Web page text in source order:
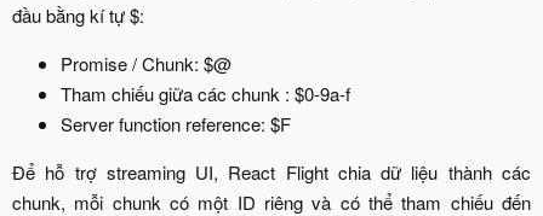
đầu bằng kí tự $:​
Promise / Chunk: $@​
Tham chiếu giữa các chunk : $0-9a-f​
Server function reference: $F​
Để hỗ trợ streaming UI, React Flight chia dữ liệu thành các
chunk, mỗi chunk có một ID riêng và có thể tham chiếu đến